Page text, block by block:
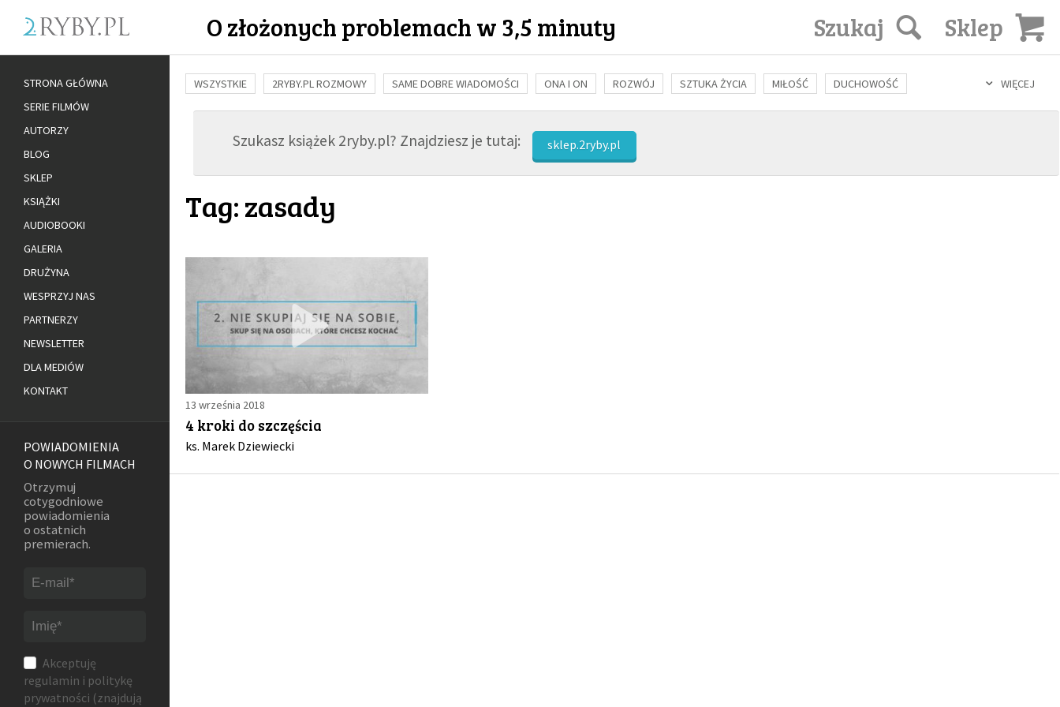
O złożonych problemach w 3,5 minuty Sklep
Szukaj
WIĘCEJ
WSZYSTKIE 2RYBY.PL ROZMOWY SAME DOBRE WIADOMOŚCI ONA I ON ROZWÓJ SZTUKA ŻYCIA MIŁOŚĆ DUCHOWOŚĆ
BUDOWANIE WIĘZI RODZINA NAUKA BIBLIA KOBIETA MĘŻCZYZNA RELIGIE FILOZOFIA KULTURA ŚWIĘCI SEKS IN VITRO
ADOPCJASzukasz książek 2ryby.pl? Znajdziesz je tutaj: sklep.2ryby.pl
Tag: zasady
13 września 2018
4 kroki do szczęścia
ks. Marek Dziewiecki
STRONA GŁÓWNA
SERIE FILMÓW
AUTORZY
BLOG
SKLEP
KSIĄŻKI
AUDIOBOOKI
GALERIA
DRUŻYNA
WESPRZYJ NAS
PARTNERZY
NEWSLETTER
DLA MEDIÓW
KONTAKT
POWIADOMIENIA
O NOWYCH FILMACH
Otrzymuj
cotygodniowe
powiadomienia
o ostatnich
premierach.
Akceptuję
regulamin i politykę
prywatności (znajdują